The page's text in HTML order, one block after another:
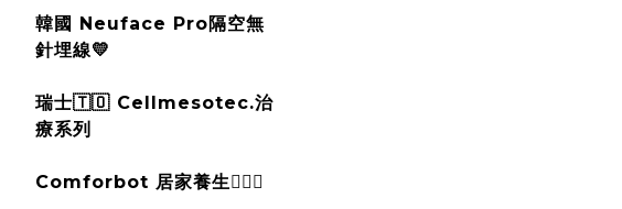
韓國 Neuface Pro隔空無
針埋線💛
瑞士🇹🇴 Cellmesotec.治
療系列
Comforbot 居家養生💆🏻‍♀️